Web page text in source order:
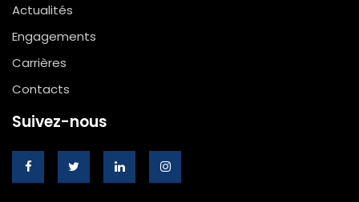
Actualités
Engagements
Carrières
Contacts
Suivez-nous